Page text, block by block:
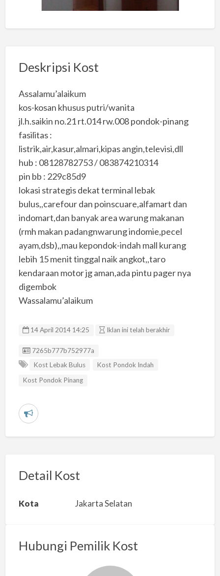
Deskripsi Kost
Assalamu’alaikum
kos-kosan khusus putri/wanita
jl.h.saikin no.21 rt.014 rw.008 pondok-pinang
fasilitas :
listrik,air,kasur,almari,kipas angin,televisi,dll
hub : 08128782753 / 083874210314
pin bb : 229c85d9
lokasi strategis dekat terminal lebak
bulus,,carefour dan poinscuare,alfamart dan
indomart,dan banyak area warung makanan
(rmh makan padangnwarung indomie,pecel
ayam,dsb),,mau kepondok-indah mall kurang
lebih 15 menit tinggal naik angkot,,taro
kendaraan motor jg aman,ada pintu pager nya
digembok
Wassalamu’alaikum
14 April 2014 14:25 Iklan ini telah berakhir
Listing ID
7265b777b752977a
Kost Lebak Bulus
Kost Pondok Indah
Kost Pondok Pinang
L
r
a
s
Detail Kost
Kota Jakarta Selatan
Hubungi Pemilik Kost